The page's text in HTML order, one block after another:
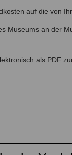
auf die von
Museums an der
als PDF